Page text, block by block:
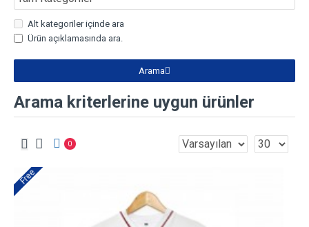
Alt kategoriler içinde ara
Ürün açıklamasında ara.
Arama
Arama kriterlerine uygun ürünler
0
Free